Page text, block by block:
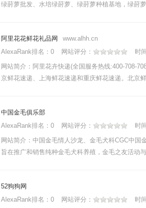
绿莳萝批发、水培绿莳萝、绿莳萝种植基地，绿莳
阿里花花鲜花礼品网
www.alhh.cn
AlexaRank排名： 0 网站评分： 时
网站简介：阿里花卉快递(全国服务热线:400-708-
京鲜花速递、上海鲜花速递和重庆鲜花速递。北京
中国金毛俱乐部
AlexaRank排名： 0 网站评分： 时
网站简介：中国金毛情人沙龙、金毛犬科CGC中国
旨在推广和销售纯种金毛犬科养殖，金毛之友活动
52狗狗网
AlexaRank排名： 0 网站评分： 时